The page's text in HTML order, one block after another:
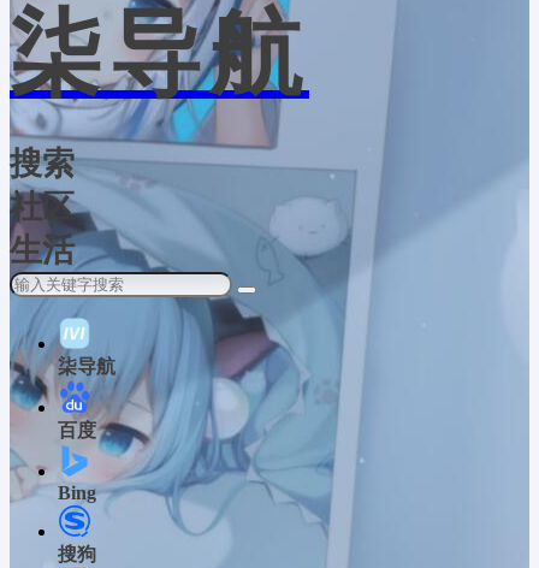
柒导航
搜索
社区
生活
柒导航
百度
Bing
搜狗